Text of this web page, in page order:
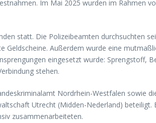
Im Mai 2025 wurden im Rahmen
statt. Die Polizeibeamten durchsuchten
Außerdem wurde eine
eingesetzt wurde: Sprengstoff,
stehen.
Nordrhein-Westfalen sowie
Utrecht (Midden-Nederland)
zusammenarbeiteten.